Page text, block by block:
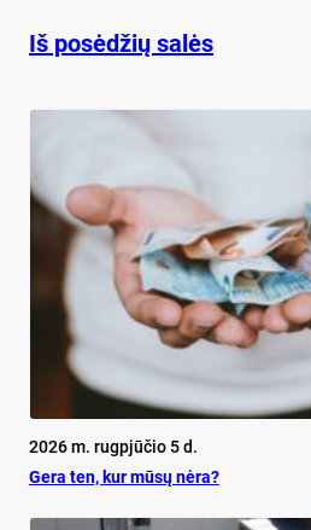
Iš posėdžių salės
2026 m. rugpjūčio 5 d.
Ge­ra ten, kur mū­sų nė­ra?